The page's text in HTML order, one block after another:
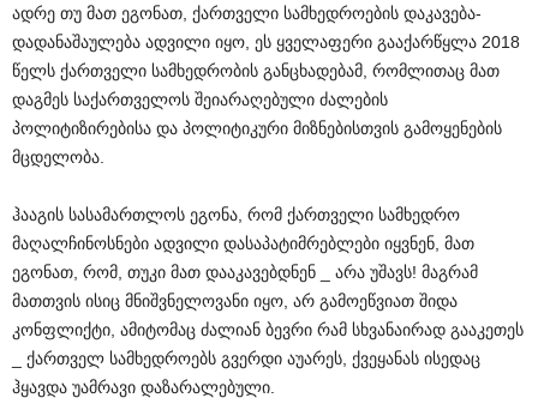
ადრე თუ მათ ეგონათ, ქართველი სამხედროების დაკავება-
დადანაშაულება ადვილი იყო, ეს ყველაფერი გააქარწყლა 2018
წელს ქართველი სამხედრობის განცხადებამ, რომლითაც მათ
დაგმეს საქართველოს შეიარაღებული ძალების
პოლიტიზირებისა და პოლიტიკური მიზნებისთვის გამოყენების
მცდელობა.
ჰააგის სასამართლოს ეგონა, რომ ქართველი სამხედრო
მაღალჩინოსნები ადვილი დასაპატიმრებლები იყვნენ, მათ
ეგონათ, რომ, თუკი მათ დააკავებდნენ _ არა უშავს! მაგრამ
მათთვის ისიც მნიშვნელოვანი იყო, არ გამოეწვიათ შიდა
კონფლიქტი, ამიტომაც ძალიან ბევრი რამ სხვანაირად გააკეთეს
_ ქართველ სამხედროებს გვერდი აუარეს, ქვეყანას ისედაც
ჰყავდა უამრავი დაზარალებული.